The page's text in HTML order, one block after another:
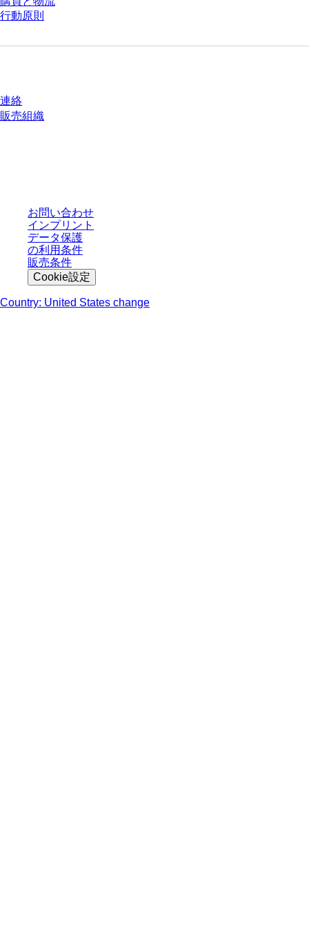
行動原則
連絡
販売組織
お問い合わせ
インプリント
データ保護
の利用条件
販売条件
Cookie設定
Country: United States change